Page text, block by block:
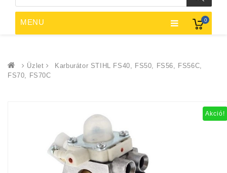
0
MENU
Üzlet
Karburátor STIHL FS40, FS50, FS56, FS56C,
FS70, FS70C
Akció!